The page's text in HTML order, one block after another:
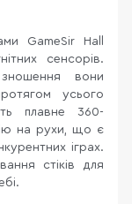
GameSir Hall
сенсорів.
зношення вони
усього
плавне 360-
на рухи, що є
іграх.
стіків для